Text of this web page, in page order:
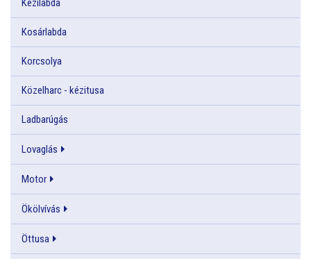
Kézilabda
Kosárlabda
Korcsolya
Közelharc - kézitusa
Ladbarúgás
Lovaglás
Motor
Ökölvívás
Öttusa